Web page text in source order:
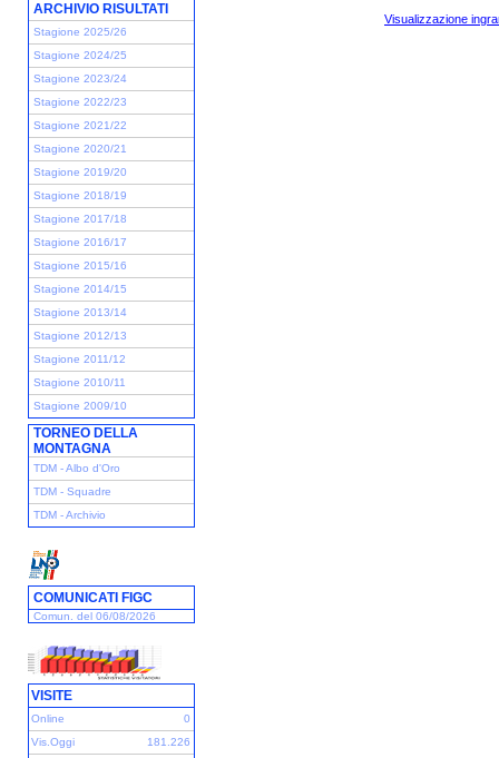
ARCHIVIO RISULTATI
Stagione 2025/26
Stagione 2024/25
Stagione 2023/24
Stagione 2022/23
Stagione 2021/22
Stagione 2020/21
Stagione 2019/20
Stagione 2018/19
Stagione 2017/18
Stagione 2016/17
Stagione 2015/16
Stagione 2014/15
Stagione 2013/14
Stagione 2012/13
Stagione 2011/12
Stagione 2010/11
Stagione 2009/10
TORNEO DELLA
MONTAGNA
TDM - Albo d'Oro
TDM - Squadre
TDM - Archivio
COMUNICATI FIGC
Comun. del 06/08/2026
VISITE
Online
0
Vis.Oggi
181.226
Visualizzazione